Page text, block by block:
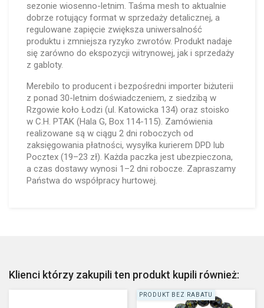
sezonie wiosenno-letnim. Taśma mesh to aktualnie
dobrze rotujący format w sprzedaży detalicznej, a
regulowane zapięcie zwiększa uniwersalność
produktu i zmniejsza ryzyko zwrotów. Produkt nadaje
się zarówno do ekspozycji witrynowej, jak i sprzedaży
z gabloty.
Merebilo to producent i bezpośredni importer biżuterii
z ponad 30-letnim doświadczeniem, z siedzibą w
Rzgowie koło Łodzi (ul. Katowicka 134) oraz stoisko
w C.H. PTAK (Hala G, Box 114-115). Zamówienia
realizowane są w ciągu 2 dni roboczych od
zaksięgowania płatności, wysyłka kurierem DPD lub
Pocztex (19–23 zł). Każda paczka jest ubezpieczona,
a czas dostawy wynosi 1–2 dni robocze. Zapraszamy
Państwa do współpracy hurtowej.
Klienci którzy zakupili ten produkt kupili również:
PRODUKT BEZ RABATU